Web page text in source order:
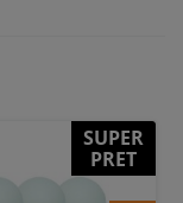
SUPER
PRET